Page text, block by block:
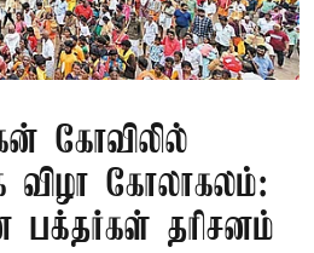
கோவிலில்
விழா கோலாகலம்:
தரிசனம்